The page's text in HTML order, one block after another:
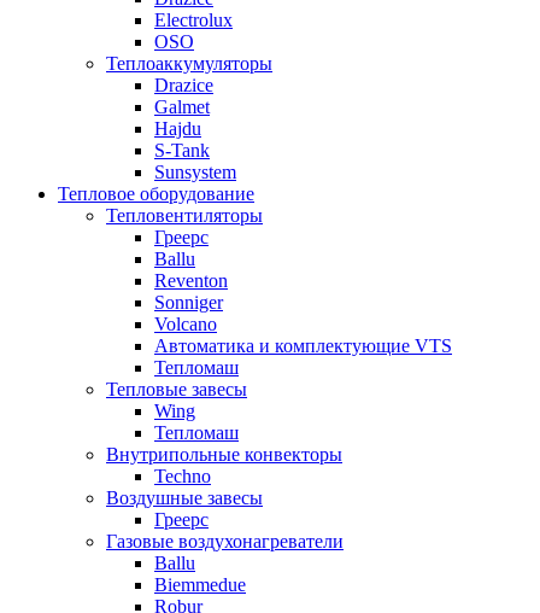
Electrolux
OSO
Теплоаккумуляторы
Drazice
Galmet
Hajdu
S-Tank
Sunsystem
Тепловое оборудование
Тепловентиляторы
Греерс
Ballu
Reventon
Sonniger
Volcano
Автоматика и комплектующие VTS
Тепломаш
Тепловые завесы
Wing
Тепломаш
Внутрипольные конвекторы
Techno
Воздушные завесы
Греерс
Газовые воздухонагреватели
Ballu
Biemmedue
Robur